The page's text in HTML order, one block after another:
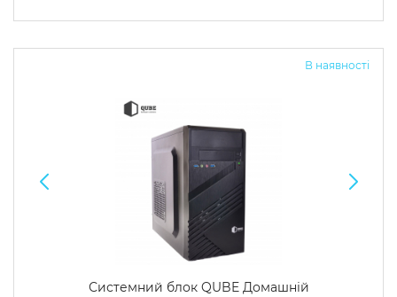
В наявності
Системний блок QUBE Домашній